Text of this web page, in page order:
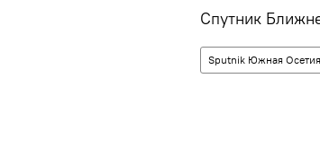
Спутник
Sputnik Южная Осетия